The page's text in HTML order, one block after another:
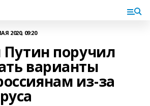
2020, 09:20
Путин поручил
варианты
из-за